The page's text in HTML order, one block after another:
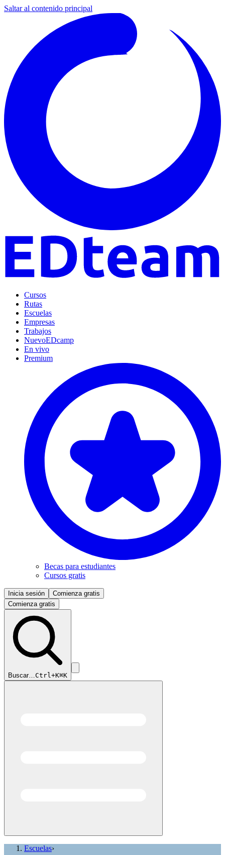
Saltar al contenido principal
Cursos
Rutas
Escuelas
Empresas
Trabajos
NuevoEDcamp
En vivo
Premium
Becas para estudiantes
Cursos gratis
Inicia sesión
Comienza gratis
Comienza gratis
Buscar…Ctrl+K⌘K
Escuelas›